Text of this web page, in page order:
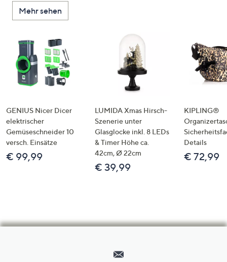
Mehr sehen
GENIUS Nicer Dicer
elektrischer
Gemüseschneider 10
versch. Einsätze
€ 99,99
LUMIDA Xmas Hirsch-
Szenerie unter
Glasglocke inkl. 8 LEDs
& Timer Höhe ca.
42cm, Ø 22cm
€ 39,99
KIPLING®
Details
€ 72,99